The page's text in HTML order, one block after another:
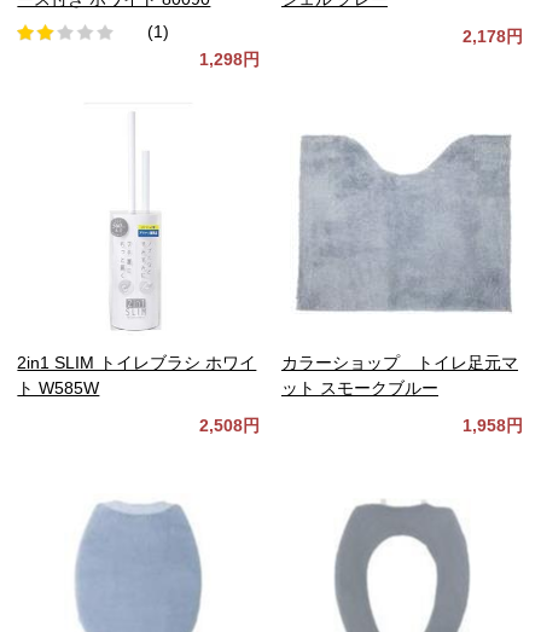
(1)
1,298円
2,178円
2in1 SLIM トイレブラシ ホワイ
ト W585W
2,508円
カラーショップ トイレ足元マ
ット スモークブルー
1,958円